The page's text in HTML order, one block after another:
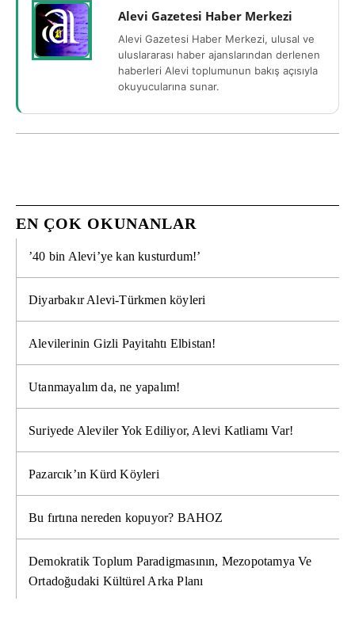
Alevi Gazetesi Haber Merkezi
Alevi Gazetesi Haber Merkezi, ulusal ve
uluslararası haber ajanslarından derlenen
haberleri Alevi toplumunun bakış açısıyla
okuyucularına sunar.
EN ÇOK OKUNANLAR
’40 bin Alevi’ye kan kusturdum!’
Diyarbakır Alevi-Türkmen köyleri
Alevilerinin Gizli Payitahtı Elbistan!
Utanmayalım da, ne yapalım!
Suriyede Aleviler Yok Ediliyor, Alevi Katliamı Var!
Pazarcık’ın Kürd Köyleri
Bu fırtına nereden kopuyor? BAHOZ
Demokratik Toplum Paradigmasının, Mezopotamya Ve
Ortadoğudaki Kültürel Arka Planı